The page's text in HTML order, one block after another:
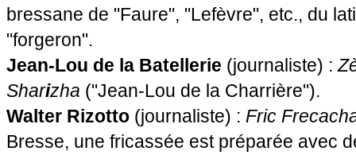
bressane de "Faure", "Lefèvre", etc., du
"forgeron".
Jean-Lou de la Batellerie (journaliste) :
Sharizha ("Jean-Lou de la Charrière").
Walter Rizotto (journaliste) : Fric
Bresse, une fricassée est préparée avec